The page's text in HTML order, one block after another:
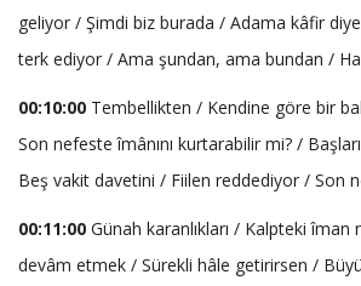
geliyor / Şimdi biz burada / Adama kâfir
terk ediyor / Ama şundan, ama bundan /
00:10:00 Tembellikten / Kendine göre bir
Son nefeste îmânını kurtarabilir mi? /
Beş vakit davetini / Fiilen reddediyor / Son
00:11:00 Günah karanlıkları / Kalpteki
devâm etmek / Sürekli hâle getirirsen /